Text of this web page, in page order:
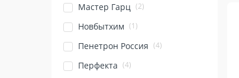
Мастер Гарц (2)
Новбытхим (1)
Пенетрон Россия (4)
Перфекта (4)